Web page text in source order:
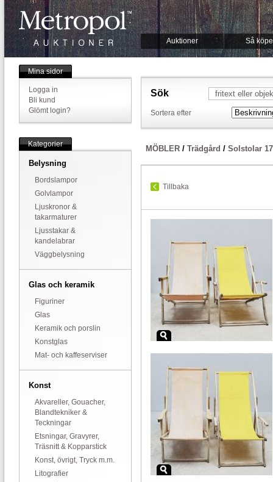
Auktioner Så
Mina sidor
Logga in
Bli kund
Glömt login?
Kategorier
Belysning
Bordslampor
Golvlampor
Ljuskronor &
takarmaturer
Ljusstakar &
kandelabrar
Väggbelysning
Glas och keramik
Figuriner
Glas
Keramik och porslin
Konstglas
Mat- och kaffeserviser
Konst
Akvareller, Gouacher,
Blandtekniker &
Teckningar
Etsningar, Gravyrer,
Träsnitt & Kopparstick
Konst, övrigt, Tryck m.m.
Litografier
Sök
Sortera efter
MÖBLER / Trädgård / Solstolar
Tillbaka